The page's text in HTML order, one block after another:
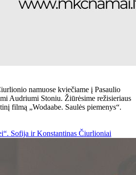
namuose kviečiame į Pasaulio
Audriumi Stoniu. Žiūrėsime režisieriaus
filmą „Wodaabe. Saulės piemenys“.
Sofija ir Konstantinas Čiurlioniai